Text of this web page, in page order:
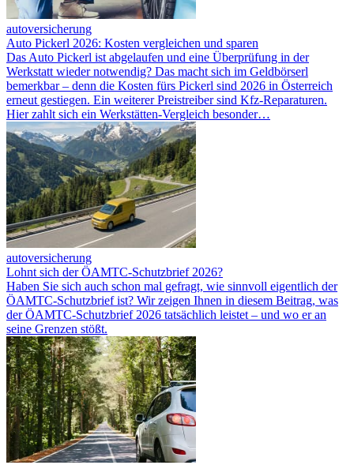
autoversicherung
Auto Pickerl 2026: Kosten vergleichen und sparen
Das Auto Pickerl ist abgelaufen und eine Überprüfung in der
Werkstatt wieder notwendig? Das macht sich im Geldbörserl
bemerkbar – denn die Kosten fürs Pickerl sind 2026 in Österreich
erneut gestiegen. Ein weiterer Preistreiber sind Kfz-Reparaturen.
Hier zahlt sich ein Werkstätten-Vergleich besonder…
autoversicherung
Lohnt sich der ÖAMTC-Schutzbrief 2026?
Haben Sie sich auch schon mal gefragt, wie sinnvoll eigentlich der
ÖAMTC-Schutzbrief ist? Wir zeigen Ihnen in diesem Beitrag, was
der ÖAMTC-Schutzbrief 2026 tatsächlich leistet – und wo er an
seine Grenzen stößt.